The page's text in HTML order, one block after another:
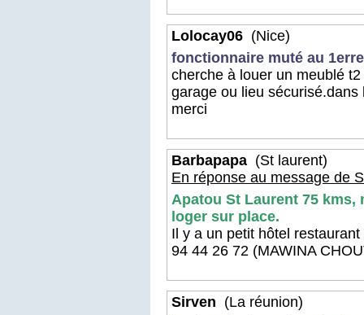
Lolocay06 (Nice)
fonctionnaire muté au
cherche à louer un meublé
garage ou lieu
merci
Barbapapa (St laurent)
En réponse au message de
Apatou St Laurent 75 kms,
loger sur place.
Il y a un petit hôtel
94 44 26 72 (MAWINA
Sirven (La réunion)